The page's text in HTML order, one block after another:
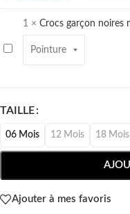
Crocs
garçon
chien
1 × Crocs garçon noires
TAILLE
06 Mois 12 Mois 18 Mois
Ajouter à mes favoris